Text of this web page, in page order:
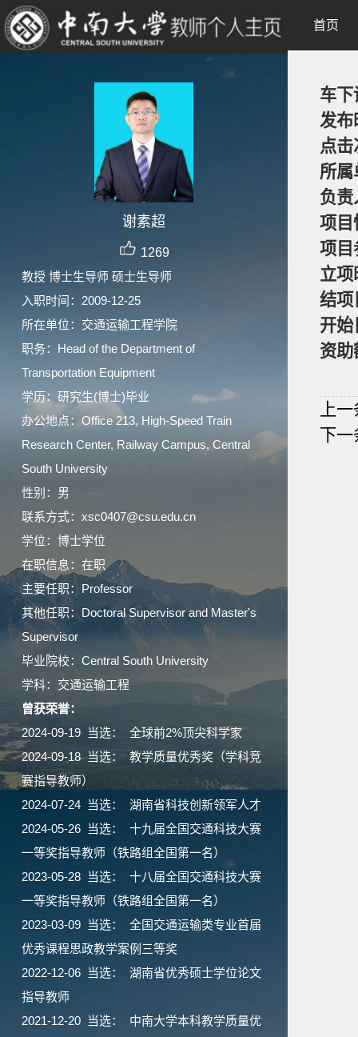
谢素超
1269
教授 博士生导师 硕士生导师
入职时间：2009-12-25
所在单位：交通运输工程学院
职务：Head of the Department of
Transportation Equipment
学历：研究生(博士)毕业
办公地点：Office 213, High-Speed Train
Research Center, Railway Campus, Central
South University
性别：男
联系方式：xsc0407@csu.edu.cn
学位：博士学位
在职信息：在职
主要任职：Professor
其他任职：Doctoral Supervisor and Master's
Supervisor
毕业院校：Central South University
学科：交通运输工程
曾获荣誉：
2024-09-19 当选： 全球前2%顶尖科学家
2024-09-18 当选： 教学质量优秀奖（学科竞
赛指导教师）
2024-07-24 当选： 湖南省科技创新领军人才
2024-05-26 当选： 十九届全国交通科技大赛
一等奖指导教师（铁路组全国第一名）
2023-05-28 当选： 十八届全国交通科技大赛
一等奖指导教师（铁路组全国第一名）
2023-03-09 当选： 全国交通运输类专业首届
优秀课程思政教学案例三等奖
2022-12-06 当选： 湖南省优秀硕士学位论文
指导教师
2021-12-20 当选： 中南大学本科教学质量优
首页
车下
发布
点
所属
负责
项目
项目
立项
结项
开始
资助
上
下一